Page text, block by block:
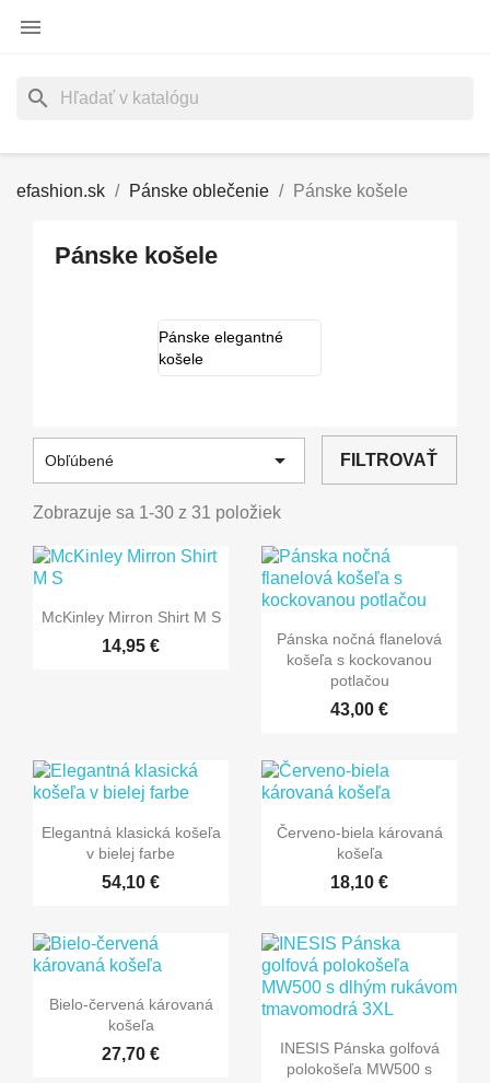

search
efashion.sk Pánske oblečenie Pánske košele
Pánske košele
Pánske elegantné
košele
Obľúbené  FILTROVAŤ
Zobrazuje sa 1-30 z 31 položiek
McKinley Mirron Shirt M S
14,95 €
Pánska nočná flanelová
košeľa s kockovanou
potlačou
43,00 €
Elegantná klasická košeľa
v bielej farbe
54,10 €
Červeno-biela károvaná
košeľa
18,10 €
Bielo-červená károvaná
košeľa
27,70 €
INESIS Pánska golfová
polokošeľa MW500 s